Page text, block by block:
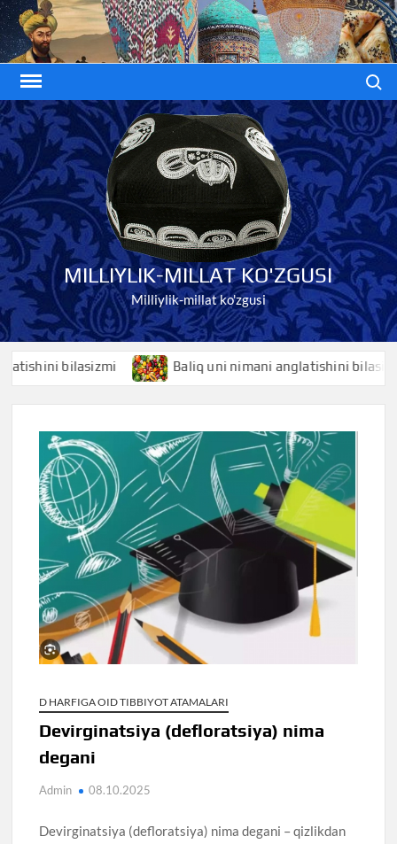
Skip
to
content
MILLIYLIK-MILLAT KO'ZGUSI
Milliylik-millat ko'zgusi
bilasizmi Baliq uni nimani anglatishini bilasizmi
D HARFIGA OID TIBBIYOT ATAMALARI
Devirginatsiya (defloratsiya) nima
degani
Admin 08.10.2025
Devirginatsiya (defloratsiya) nima degani – qizlikdan